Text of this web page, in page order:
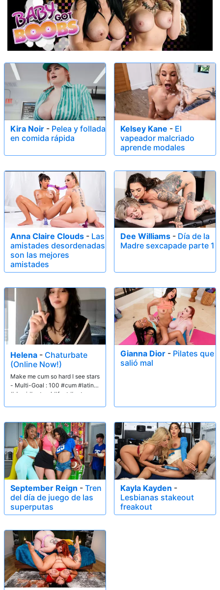
Kira Noir - Pelea y follada
en comida rápida
Kelsey Kane - El
vapeador malcriado
aprende modales
Anna Claire Clouds - Las
amistades desordenadas
son las mejores
amistades
Dee Williams - Día de la
Madre sexcapade parte 1
Helena - Chaturbate
(Online Now!)
Make me cum so hard I see stars
- Multi-Goal : 100 #cum #latina
#domi #natural #feet #pvt
Gianna Dior - Pilates que
salió mal
September Reign - Tren
del día de juego de las
superputas
Kayla Kayden -
Lesbianas stakeout
freakout